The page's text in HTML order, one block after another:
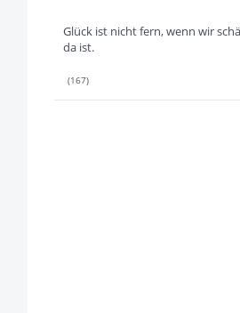
Glück ist nicht fern, wenn wir
da ist.
(167)